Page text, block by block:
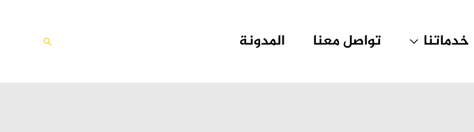
خدماتنا تواصل معنا المدونة البحث